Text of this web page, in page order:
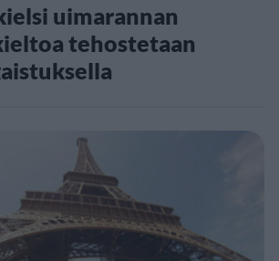
uimarannan
tehostetaan